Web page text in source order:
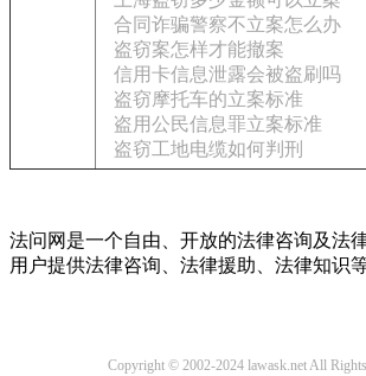
合同诈骗警察不立案怎么办
盗窃案怎样才能撤案
信用卡信息泄露会被盗刷吗
盗窃摩托车的立案标准
盗用公民信息罪立案标准
盗窃工地电缆如何判刑
法问网是一个自由、开放的法律咨询及法
用户提供法律咨询、法律援助、法律知识
Copyright © 2002-2024 lawask.net All